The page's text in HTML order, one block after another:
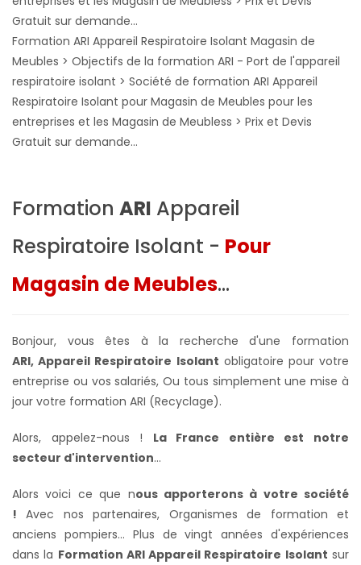
Formation ARI Appareil Respiratoire Isolant Magasin de
Meubles > Objectifs de la formation ARI - Port de l'appareil
respiratoire isolant > Société de formation ARI Appareil
Respiratoire Isolant pour Magasin de Meubles pour les
entreprises et les Magasin de Meubless > Prix et Devis
Gratuit sur demande...
Formation ARI Appareil
Respiratoire Isolant - Pour
Magasin de Meubles...
Bonjour, vous êtes à la recherche d'une formation
ARI, Appareil Respiratoire Isolant obligatoire pour votre
entreprise ou vos salariés,Ou tous simplement une mise à
jour votre formation ARI (Recyclage).
Alors, appelez-nous ! La France entière est notre
secteur d'intervention...
Alors voici ce que nous apporterons à votre société
! Avec nos partenaires, Organismes de formation et
anciens pompiers... Plus de vingt années d'expériences
dans la Formation ARI Appareil Respiratoire Isolant sur